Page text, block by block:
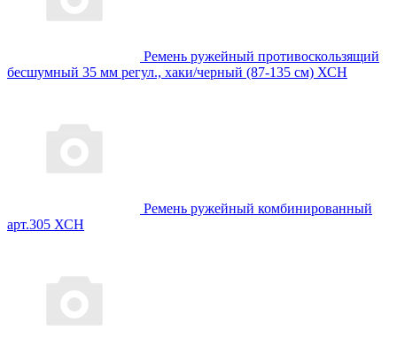
Ремень ружейный противоскользящий
бесшумный 35 мм регул., хаки/черный (87-135 см) ХСН
Ремень ружейный комбинированный
арт.305 ХСН